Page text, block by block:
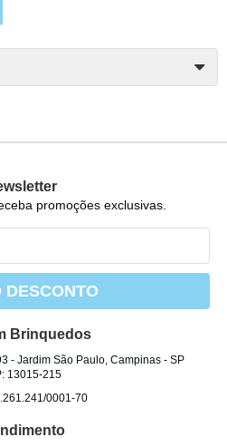
promoções exclusivas.
DESCONTO
Brinquedos
- Jardim São Paulo, Campinas- SP
13015-215
0001-70